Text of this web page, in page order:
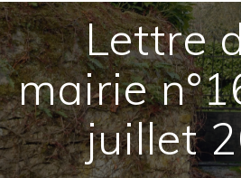
Lettre
mairie
juillet